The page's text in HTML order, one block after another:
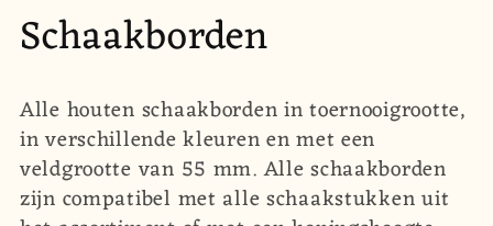
C
o
l
l
Schaakborden
Alle houten schaakborden in toernooigrootte,
in verschillende kleuren en met een
veldgrootte van 55 mm. Alle schaakborden
zijn compatibel met alle schaakstukken uit